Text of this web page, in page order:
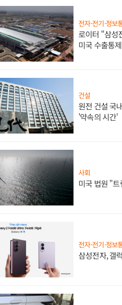
전자·전기·정보
로이터 "삼성
미국 수출통
건설
원전 건설 국
'약속의 시간'
사회
미국 법원 "
전자·전기·정보
삼성전자, 갤